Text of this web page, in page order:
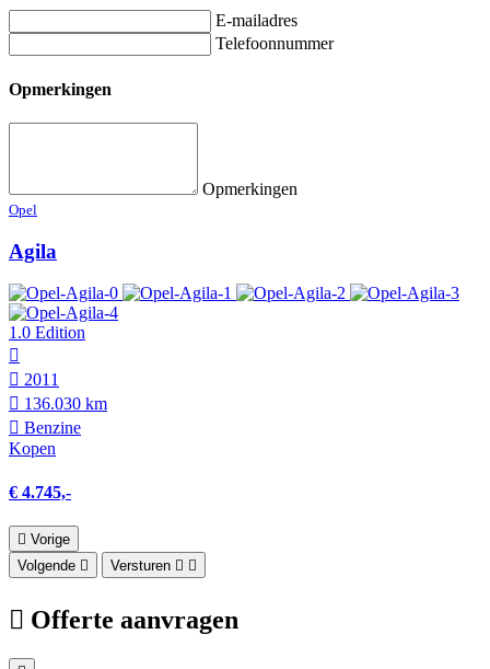
E-mailadres
Telefoonnummer
Opmerkingen
Opmerkingen
Opel
Agila
1.0 Edition
2011
136.030 km
Benzine
Kopen
€ 4.745,-
Vorige
Volgende
Versturen
Offerte aanvragen